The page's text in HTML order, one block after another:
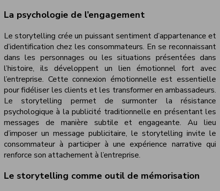
La psychologie de l’engagement
Le storytelling crée un puissant sentiment d’appartenance et
d’identification chez les consommateurs. En se reconnaissant
dans les personnages ou les situations présentées dans
l’histoire, ils développent un lien émotionnel fort avec
l’entreprise. Cette connexion émotionnelle est essentielle
pour fidéliser les clients et les transformer en ambassadeurs.
Le storytelling permet de surmonter la résistance
psychologique à la publicité traditionnelle en présentant les
messages de manière subtile et engageante. Au lieu
d’imposer un message publicitaire, le storytelling invite le
consommateur à participer à une expérience narrative qui
renforce son attachement à l’entreprise.
Le storytelling comme outil de mémorisation